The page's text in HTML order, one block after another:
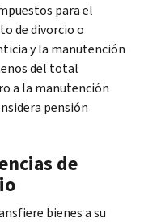
para el
de divorcio o
y la manutención
del total
a la manutención
pensión
de
bienes a su